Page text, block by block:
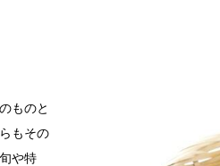
ものと
もその
や特